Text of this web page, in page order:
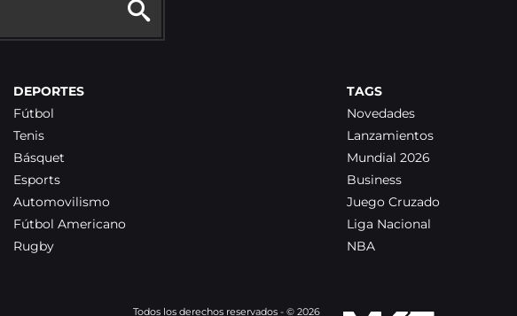
DEPORTES
Fútbol
Tenis
Básquet
Esports
Automovilismo
Fútbol Americano
Rugby
TAGS
Novedades
Lanzamientos
Mundial 2026
Business
Juego Cruzado
Liga Nacional
NBA
Todos los derechos reservados - © 2026